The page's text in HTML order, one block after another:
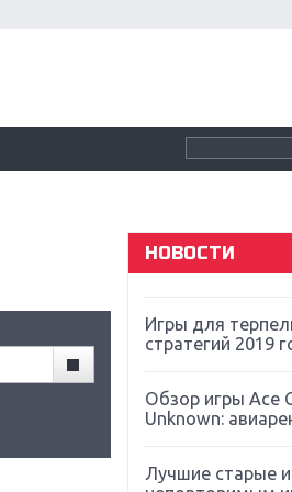
НОВОСТИ
Souls
Far Cry 5:
Игры для
стратегий 2019
Обзор игры Ace
Unknown:
Лучшие старые